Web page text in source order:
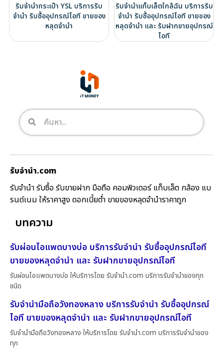
รับจำนำกระเป๋า YSL บริการรับ
จำนำ รับซื้ออุปกรณ์ไอที ขายของ
หลุดจำนำ
รับจำนำแท็บเล็ตใกล้ฉัน บริการรับ
จำนำ รับซื้ออุปกรณ์ไอที ขายของ
หลุดจำนำ และ รับฝากขายอุปกรณ์
ไอที
รับจํานํา.com
รับจำนำ รับซื้อ รับขายฝาก มือถือ คอมพิวเตอร์ แท็บเล็ต กล้อง แบ
รนด์เนม ให้ราคาสูง ดอกเบี้ยต่ำ ขายของหลุดจำนำราคาถูก
บทความ
รับผ่อนไอแพดบางบ่อ บริการรับจำนำ รับซื้ออุปกรณ์ไอที
ขายของหลุดจำนำ และ รับฝากขายอุปกรณ์ไอที
รับผ่อนไอแพดบางบ่อ ให้บริการโดย รับจํานํา.com บริการรับจำนำของทุก
ชนิด
รับจำนำมือถือวังทองหลาง บริการรับจำนำ รับซื้ออุปกรณ์
ไอที ขายของหลุดจำนำ และ รับฝากขายอุปกรณ์ไอที
รับจำนำมือถือวังทองหลาง ให้บริการโดย รับจํานํา.com บริการรับจำนำของ
ทุก